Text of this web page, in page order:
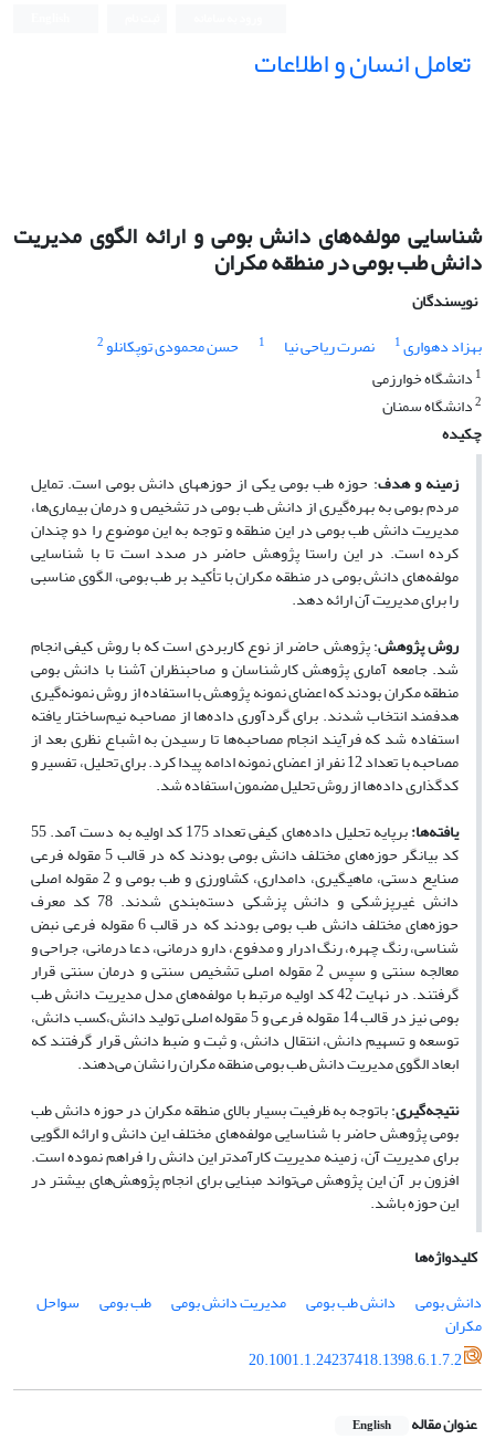
تعامل انسان و اطلاعات
شناسایی مولفه‌های دانش بومی و ارائه الگوی مدیریت
دانش طب بومی در منطقه مکران
نویسندگان
بهزاد دهواری1 نصرت ریاحی نیا 1 حسن محمودی توپکانلو2
1 دانشگاه خوارزمی
2دانشگاه سمنان
چکیده
زمینه و هدف: حوزه طب بومی یکی از حوزه­های دانش بومی است. تمایل
مردم بومی به بهره‌گیری از دانش طب بومی در تشخیص و درمان بیماری‌ها،
مدیریت دانش طب بومی در این منطقه و توجه به این موضوع را دو چندان
کرده است. در این راستا پژوهش حاضر در صدد است تا با شناسایی
مولفه‌های دانش بومی در منطقه مکران با تأکید بر طب بومی، الگوی مناسبی
را برای مدیریت آن ارائه دهد.
روش پژوهش:پژوهشحاضرازنوعکاربردی است که باروشکیفیانجام
شد. جامعه آماری پژوهش کارشناسان و صاحبنظران آشنا با دانش بومی
منطقه مکران بودند که اعضای نمونه پژوهش با استفاده از روش نمونه‌گیری
هدفمند انتخاب شدند. برای گردآوری داده‌ها از مصاحبه نیم‌ساختار یافته
استفاده شد که فرآیند انجام مصاحبه‌ها تا رسیدن به اشباع نظری بعد از
مصاحبه با تعداد 12 نفر از اعضای نمونه ادامه پیدا کرد. برای تحلیل، تفسیر و
کدگذاری دادهها از روش تحلیل مضمون استفاده شد.
یافته‌ها:
برپایه تحلیل داده‌های کیفی تعداد 175 کد اولیه به دست آمد. 55
کد بیانگر حوزه‌های مختلف دانش بومی بودند که در قالب 5 مقوله فرعی
صنایع دستی، ماهیگیری، دامداری، کشاورزی و طب بومی و 2 مقوله اصلی
دانش غیرپزشکی و دانش پزشکی دسته‌بندی شدند. 78 کد معرف
حوزه‌های مختلف دانش طب بومی بودند که در قالب 6 مقوله فرعی نبض
شناسی، رنگ چهره، رنگ ادرار و مدفوع، دارو درمانی، دعا درمانی، جراحی و
معالجه سنتی و سپس 2 مقوله اصلی تشخیص سنتی و درمان سنتی قرار
گرفتند. در نهایت 42 کد اولیه مرتبط با مولفه‌های مدل مدیریت دانش طب
بومی نیز در قالب 14 مقوله فرعی و 5 مقوله اصلی تولید دانش،کسب دانش،
توسعه و تسهیم دانش، انتقال دانش، و ثبت و ضبط دانش قرار گرفتند که
ابعاد الگوی مدیریت دانش طب بومی منطقه مکران را نشان میدهند.
نتیجه‌گیری:باتوجه به ظرفیت بسیار بالای منطقه مکران در حوزه دانش طب
بومی پژوهش حاضر با شناسایی مولفههای مختلف این دانش و ارائه الگویی
برای مدیریت آن، زمینه مدیریت کارآمدتر این دانش را فراهم نموده است.
افزون بر آن این پژوهش میتواند مبنایی برای انجام پژوهشهای بیشتر در
این حوزه باشد.
کلیدواژه‌ها
دانش بومی
دانش طب بومی مدیریت دانش بومی طب بومی سواحل
مکران
20.1001.1.24237418.1398.6.1.7.2
عنوان مقاله English